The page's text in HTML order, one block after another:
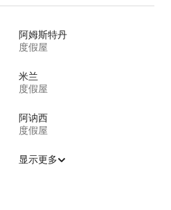
阿姆斯特丹
度假屋
米兰
度假屋
阿讷西
度假屋
显示更多